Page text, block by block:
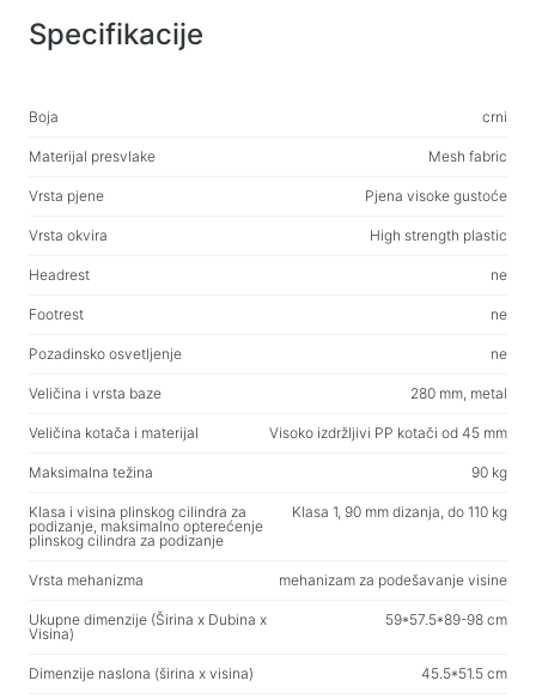
Web-kamere
Ruksaci, torbe, držači, ostali dodaci
Koferi na kotačićima
Torbe za organizaciju
Držači za auto
Ruksaci za učenje i slobodno vrijeme
Sprejevi, pjene, gelovi
Za aktivno bavljenje sportom
Specifikacije
Boja crni
Materijal presvlake Mesh fabric
Vrsta pjene Pjena visoke gustoće
Vrsta okvira High strength plastic
Headrest ne
Footrest ne
Pozadinsko osvetljenje ne
Veličina i vrsta baze 280 mm, metal
Veličina kotača i materijal Visoko izdržljivi PP kotači od 45 mm
Maksimalna težina 90 kg
Klasa i visina plinskog cilindra za
podizanje, maksimalno opterećenje
plinskog cilindra za podizanje
Klasa 1, 90 mm dizanja, do 110 kg
Vrsta mehanizma mehanizam za podešavanje visine
Ukupne dimenzije (Širina x Dubina x
Visina)
59*57.5*89-98 cm
Dimenzije naslona (širina x visina) 45.5*51.5 cm